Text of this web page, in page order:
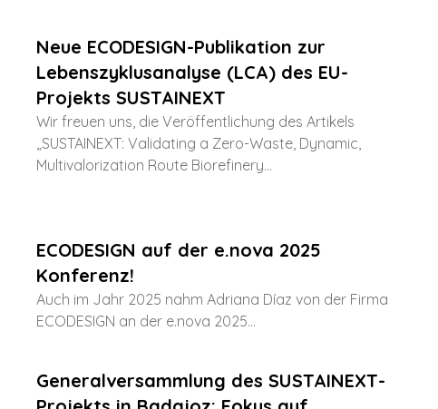
Neue ECODESIGN-Publikation zur
Lebenszyklusanalyse (LCA) des EU-
Projekts SUSTAINEXT
Wir freuen uns, die Veröffentlichung des Artikels
„SUSTAINEXT: Validating a Zero-Waste, Dynamic,
Multivalorization Route Biorefinery...
ECODESIGN auf der e.nova 2025
Konferenz!
Auch im Jahr 2025 nahm Adriana Díaz von der Firma
ECODESIGN an der e.nova 2025...
Generalversammlung des SUSTAINEXT-